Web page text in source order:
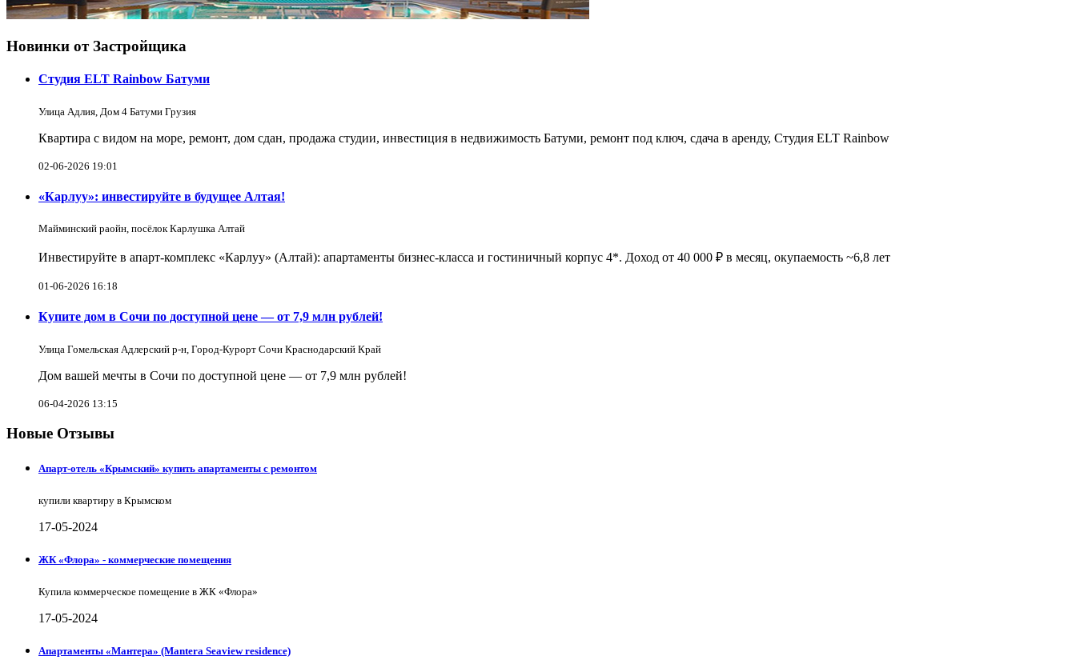
Новинки от Застройщика
Студия ELT Rainbow Батуми
Улица Адлия, Дом 4 Батуми Грузия
Квартира с видом на море, ремонт, дом сдан, продажа студии, инвестиция в недвижимость Батуми, ремонт под ключ, сдача в аренду, Студия ELT Rainbow
02-06-2026 19:01
«Карлуу»: инвестируйте в будущее Алтая!
Майминский раойн, посёлок Карлушка Алтай
Инвестируйте в апарт-комплекс «Карлуу» (Алтай): апартаменты бизнес-класса и гостиничный корпус 4*. Доход от 40 000 ₽ в месяц, окупаемость ~6,8 лет
01-06-2026 16:18
Купите дом в Сочи по доступной цене — от 7,9 млн рублей!
Улица Гомельская Адлерский р-н, Город-Курорт Сочи Краснодарский Край
Дом вашей мечты в Сочи по доступной цене — от 7,9 млн рублей!
06-04-2026 13:15
Новые Отзывы
Апарт-отель «Крымский» купить апартаменты с ремонтом
купили квартиру в Крымском
17-05-2024
ЖК «Флора» - коммерческие помещения
Купила коммерческое помещение в ЖК «Флора»
17-05-2024
Апартаменты «Мантера» (Mantera Seaview rеsidence)